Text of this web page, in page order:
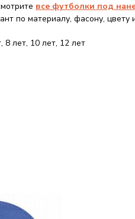
все футболки под
по материалу, фасону, цвету
8 лет, 10 лет, 12 лет